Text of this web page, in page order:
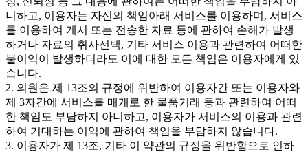
니하고, 이용자는 자신의 책임아래 서비스를 이용하며, 서비스
를 이용하여 게시 또는 전송한 자료 등에 관하여 손해가 발생
하거나 자료의 취사선택, 기타 서비스 이용과 관련하여 어떠한
불이익이 발생하더라도 이에 대한 모든 책임은 이용자에게 있
습니다.
2. 의원은 제 13조의 규정에 위반하여 이용자간 또는 이용자와
제 3자간에 서비스를 매개로 한 물품거래 등과 관련하여 어떠
한 책임도 부담하지 아니하고, 이용자가 서비스의 이용과 관련
하여 기대하는 이익에 관하여 책임을 부담하지 않습니다.
3. 이용자가 제 13조, 기타 이 약관의 규정을 위반함으로 인하